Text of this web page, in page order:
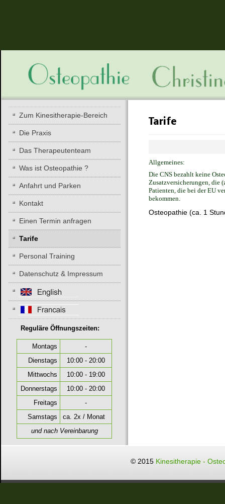
Tarife
Allgemeines:
Die CNS bezahlt keine
Zusatzversicherungen, die
Patienten, die bei der EU
bekommen.
Osteopathie (ca. 1
Zum Kinesitherapie-Bereich
Die Praxis
Das Therapeutenteam
Was ist Osteopathie ?
Anfahrt und Parken
Kontakt
Einen Termin anfragen
Tarife
Personal Training
Datenschutz & Impressum
Reguläre Öffnungszeiten:
Montags
-
Dienstags
10:00 - 20:00
Mittwochs
10:00 - 19:00
Donnerstags
10:00 - 20:00
Freitags
-
Samstags
ca. 2x / Monat
und nach Vereinbarung
© 2015 Kinesitherapie -